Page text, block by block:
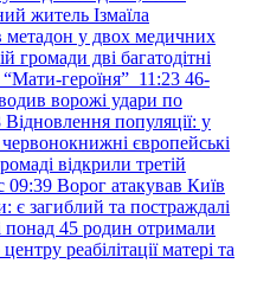
житель Ізмаїла
у двох медичних
громади дві багатодітні
героїня” 11:23 46-
ворожі удари по
Відновлення популяції: у
європейські
відкрили третій
09:39 Ворог атакував Київ
є загиблий та постраждалі
понад 45 родин отримали
реабілітації матері та